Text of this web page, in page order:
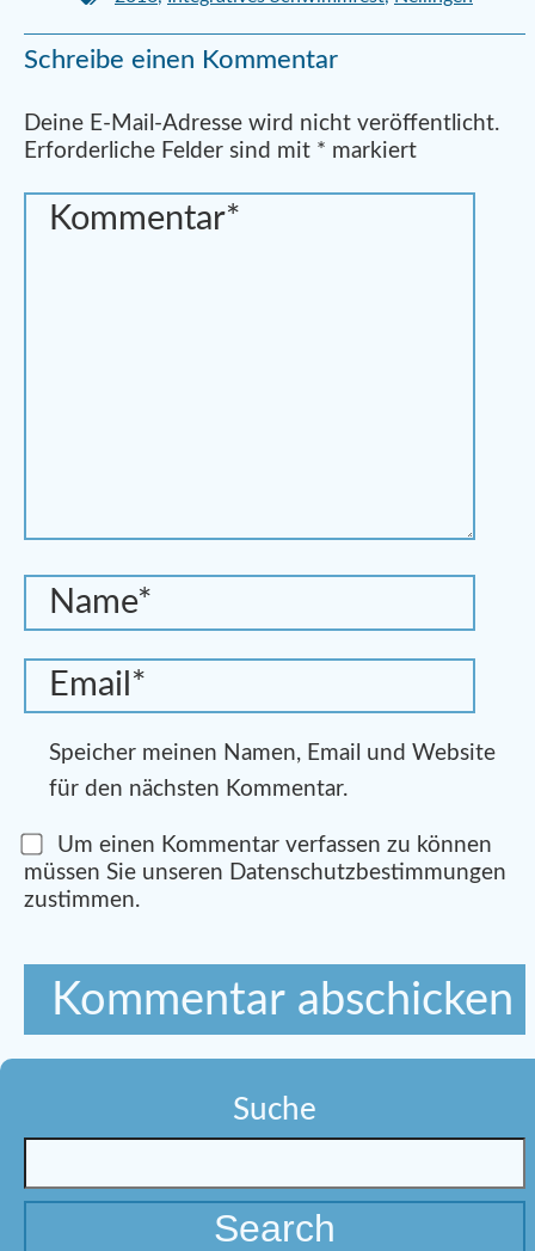
Schreibe einen Kommentar
Deine E-Mail-Adresse wird nicht veröffentlicht.
Erforderliche Felder sind mit * markiert
Speicher meinen Namen, Email und Website
für den nächsten Kommentar.
Um einen Kommentar verfassen zu können
müssen Sie unseren Datenschutzbestimmungen
zustimmen.
Suche